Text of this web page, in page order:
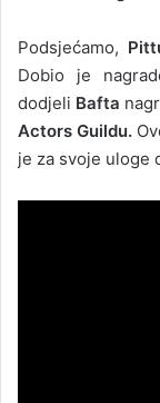
Podsjećamo,
Dobio je
dodjeli Bafta
Actors Guildu.
je za svoje uloge